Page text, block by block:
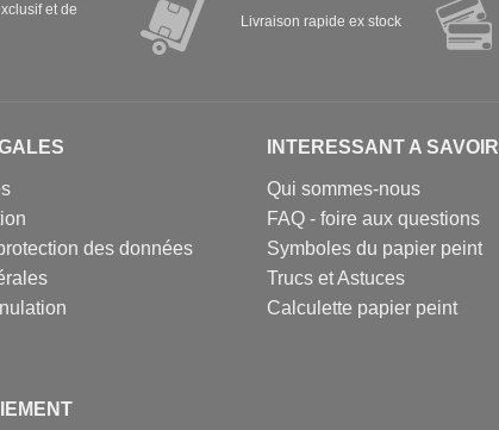
et de
Livraison rapide ex stock
des données
INTERESSANT A SAVOIR
Qui sommes-nous
FAQ - foire aux questions
Symboles du papier peint
Trucs et Astuces
Calculette papier peint